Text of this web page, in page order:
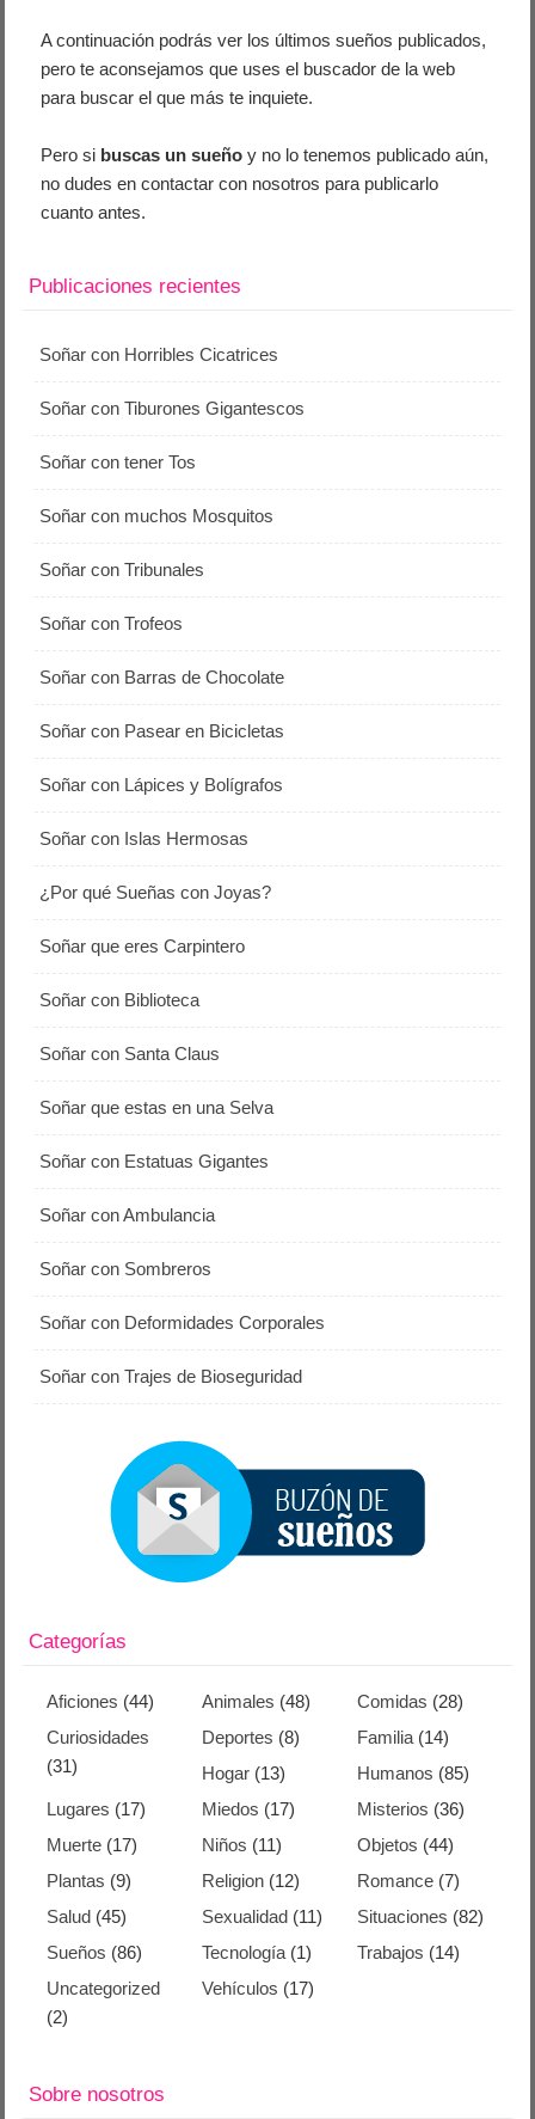
A continuación podrás ver los últimos sueños publicados,
pero te aconsejamos que uses el buscador de la web
para buscar el que más te inquiete.
Pero si buscas un sueño y no lo tenemos publicado aún,
no dudes en contactar con nosotros para publicarlo
cuanto antes.
Publicaciones recientes
Soñar con Horribles Cicatrices
Soñar con Tiburones Gigantescos
Soñar con tener Tos
Soñar con muchos Mosquitos
Soñar con Tribunales
Soñar con Trofeos
Soñar con Barras de Chocolate
Soñar con Pasear en Bicicletas
Soñar con Lápices y Bolígrafos
Soñar con Islas Hermosas
¿Por qué Sueñas con Joyas?
Soñar que eres Carpintero
Soñar con Biblioteca
Soñar con Santa Claus
Soñar que estas en una Selva
Soñar con Estatuas Gigantes
Soñar con Ambulancia
Soñar con Sombreros
Soñar con Deformidades Corporales
Soñar con Trajes de Bioseguridad
Categorías
Aficiones (44) Animales (48) Comidas (28)
Curiosidades
(31)
Deportes (8) Familia(14)
Hogar (13) Humanos (85)
Lugares (17) Miedos (17) Misterios (36)
Muerte (17) Niños (11) Objetos (44)
Plantas (9) Religion (12) Romance(7)
Salud (45) Sexualidad (11) Situaciones (82)
Sueños (86) Tecnología (1) Trabajos (14)
Uncategorized
(2)
Vehículos (17)
Sobre nosotros